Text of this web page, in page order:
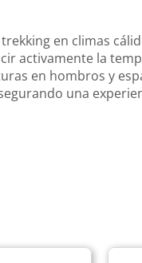
en climas
activamente la
en hombros y
una